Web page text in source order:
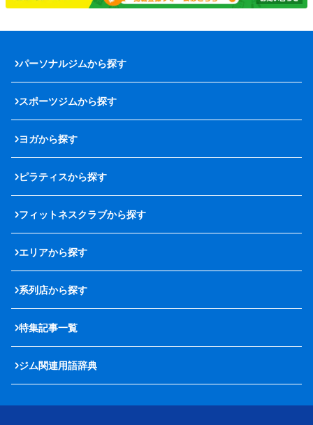
パーソナルジムから探す
スポーツジムから探す
ヨガから探す
ピラティスから探す
フィットネスクラブから探す
エリアから探す
系列店から探す
特集記事一覧
ジム関連用語辞典